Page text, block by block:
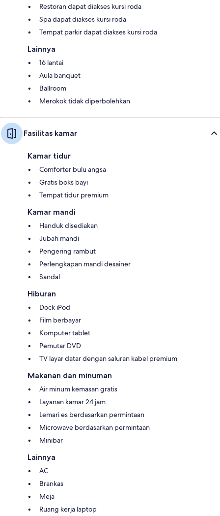
Restoran dapat diakses kursi roda
Spa dapat diakses kursi roda
Tempat parkir dapat diakses kursi roda
Lainnya
16 lantai
Aula banquet
Ballroom
Merokok tidak diperbolehkan
Fasilitas kamar
Kamar tidur
Comforter bulu angsa
Gratis boks bayi
Tempat tidur premium
Kamar mandi
Handuk disediakan
Jubah mandi
Pengering rambut
Perlengkapan mandi desainer
Sandal
Hiburan
Dock iPod
Film berbayar
Komputer tablet
Pemutar DVD
TV layar datar dengan saluran kabel premium
Makanan dan minuman
Air minum kemasan gratis
Layanan kamar 24 jam
Lemari es berdasarkan permintaan
Microwave berdasarkan permintaan
Minibar
Lainnya
AC
Brankas
Meja
Ruang kerja laptop